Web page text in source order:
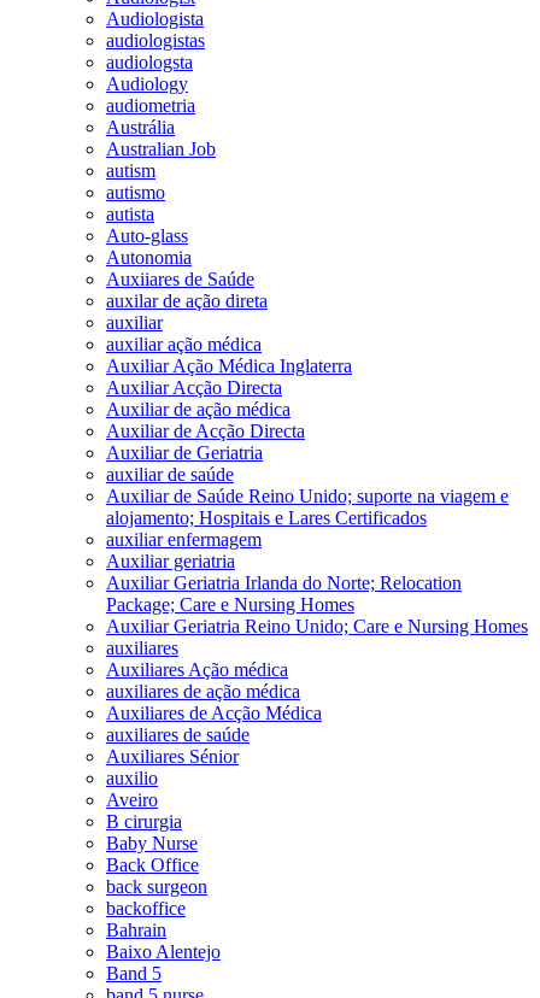
Audiologista
audiologistas
audiologsta
Audiology
audiometria
Austrália
Australian Job
autism
autismo
autista
Auto-glass
Autonomia
Auxiiares de Saúde
auxilar de ação direta
auxiliar
auxiliar ação médica
Auxiliar Ação Médica Inglaterra
Auxiliar Acção Directa
Auxiliar de ação médica
Auxiliar de Acção Directa
Auxiliar de Geriatria
auxiliar de saúde
Auxiliar de Saúde Reino Unido; suporte na viagem e
alojamento; Hospitais e Lares Certificados
auxiliar enfermagem
Auxiliar geriatria
Auxiliar Geriatria Irlanda do Norte; Relocation
Package; Care e Nursing Homes
Auxiliar Geriatria Reino Unido; Care e Nursing Homes
auxiliares
Auxiliares Ação médica
auxiliares de ação médica
Auxiliares de Acção Médica
auxiliares de saúde
Auxiliares Sénior
auxilio
Aveiro
B cirurgia
Baby Nurse
Back Office
back surgeon
backoffice
Bahrain
Baixo Alentejo
Band 5